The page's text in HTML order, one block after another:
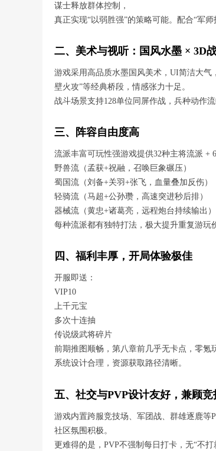
谋士释放群体控制，
真正实现“以弱胜强”的策略可能。配合“军
二、美术与视听：国风水墨 × 3D
游戏采用高品质水墨国风美术，UI简洁大气
壁火攻”等经典桥段，情感张力十足。
战斗场景支持128单位同屏作战，兵种动作
三、阵容自由度高
流派丰富可玩性强游戏提供32种主将流派 +
野兽流（孟获+祝融，召唤巨象碾压）
蜀国流（刘备+关羽+张飞，血量叠加反伤）
轻骑流（马超+公孙瓒，高速突进秒后排）
器械流（黄忠+诸葛亮，远程炮台持续输出）
每种流派都有独特打法，极大提升重复游玩
四、福利丰厚，开局体验极佳
开服即送：
VIP10
上千元宝
多次十连抽
传说级武将碎片
前期推图顺畅，第八章前几乎无卡点，零
系统设计合理，资源获取路径清晰。
五、社交与PVP设计友好，兼顾竞
游戏内置跨服竞技场、军团战、群雄逐鹿等
社区氛围积极。
更难得的是，PVP不强制每日打卡，无“不